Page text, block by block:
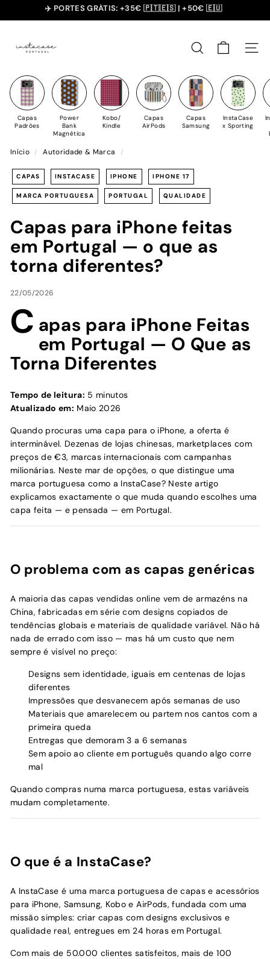
para
Conteúdo
slideshow
SUMMER SALE - 20% OFF 🎁
n
t
a
C
a
e
PESQUISAR
Capas
Padrões
Power
Bank
Magnética
Kobo/
Kindle
Capas
AirPods
Capas
Samsung
InstaCase
x Sporting
Início / Autoridade & Marca /
CAPAS INSTACASE IPHONE IPHONE 17
MARCA PORTUGUESA PORTUGAL QUALIDADE
Capas para iPhone feitas
em Portugal — o que as
torna diferentes?
22/05/2026
C apas para iPhone Feitas
em Portugal — O Que as
Torna Diferentes
Tempo de leitura: 5 minutos
Atualizado em: Maio 2026
Quando procuras uma capa para o iPhone, a oferta é
interminável. Dezenas de lojas chinesas, marketplaces com
preços de €3, marcas internacionais com campanhas
milionárias. Neste mar de opções, o que distingue uma
marca portuguesa como a InstaCase? Neste artigo
explicamos exactamente o que muda quando escolhes uma
capa feita — e pensada — em Portugal.
O problema com as capas genéricas
A maioria das capas vendidas online vem de armazéns na
China, fabricadas em série com designs copiados de
tendências globais e materiais de qualidade variável. Não há
nada de errado com isso — mas há um custo que nem
sempre é visível no preço:
Designs sem identidade, iguais em centenas de lojas
diferentes
Impressões que desvanecem após semanas de uso
Materiais que amarelecem ou partem nos cantos com a
primeira queda
Entregas que demoram 3 a 6 semanas
Sem apoio ao cliente em português quando algo corre
mal
Quando compras numa marca portuguesa, estas variáveis
mudam completamente.
O que é a InstaCase?
A InstaCase é uma marca portuguesa de capas e acessórios
para iPhone, Samsung, Kobo e AirPods, fundada com uma
missão simples: criar capas com designs exclusivos e
qualidade real, entregues em 24 horas em Portugal.
Com mais de 50.000 clientes satisfeitos, mais de 100